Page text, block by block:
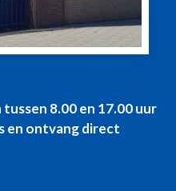
8.00 en 17.00 uur
en ontvang direct